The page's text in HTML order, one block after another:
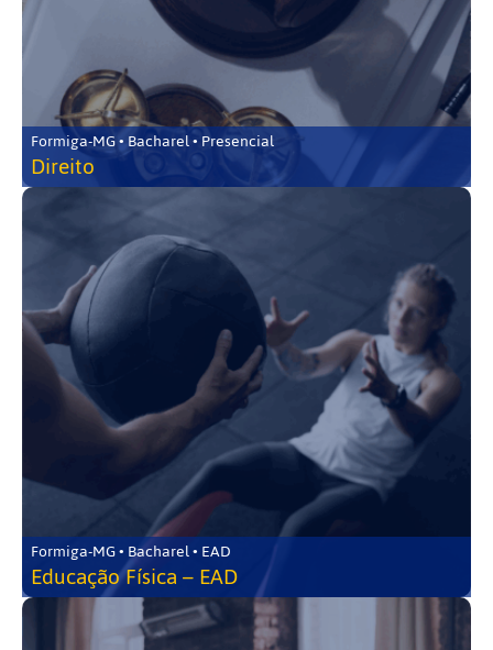
Formiga-MG • Bacharel • Presencial
Direito
Formiga-MG • Bacharel • EAD
Educação Física – EAD